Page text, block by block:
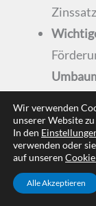
stilvolle
Wir verwenden
unserer Website
In den
verwenden oder
auf unseren
Alle Akzeptieren